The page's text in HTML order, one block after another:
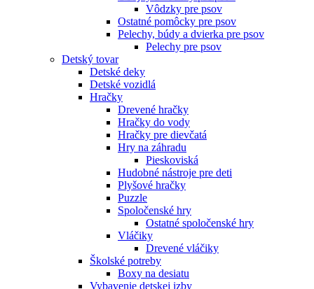
Vôdzky pre psov
Ostatné pomôcky pre psov
Pelechy, búdy a dvierka pre psov
Pelechy pre psov
Detský tovar
Detské deky
Detské vozidlá
Hračky
Drevené hračky
Hračky do vody
Hračky pre dievčatá
Hry na záhradu
Pieskoviská
Hudobné nástroje pre deti
Plyšové hračky
Puzzle
Spoločenské hry
Ostatné spoločenské hry
Vláčiky
Drevené vláčiky
Školské potreby
Boxy na desiatu
Vybavenie detskej izby